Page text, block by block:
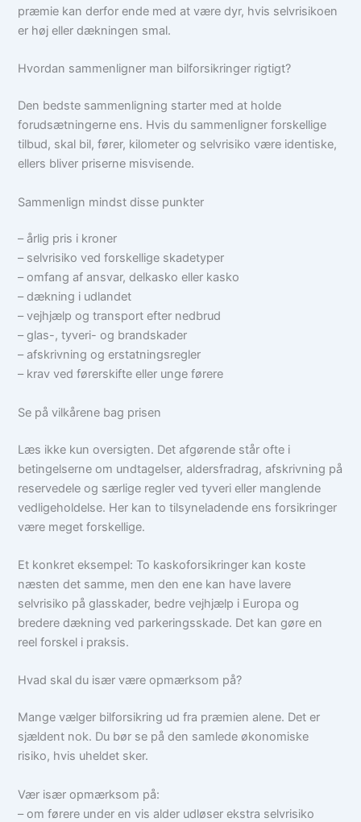
præmie kan derfor ende med at være dyr, hvis selvrisikoen
er høj eller dækningen smal.
Hvordan sammenligner man bilforsikringer rigtigt?
Den bedste sammenligning starter med at holde
forudsætningerne ens. Hvis du sammenligner forskellige
tilbud, skal bil, fører, kilometer og selvrisiko være identiske,
ellers bliver priserne misvisende.
Sammenlign mindst disse punkter
– årlig pris i kroner
– selvrisiko ved forskellige skadetyper
– omfang af ansvar, delkasko eller kasko
– dækning i udlandet
– vejhjælp og transport efter nedbrud
– glas-, tyveri- og brandskader
– afskrivning og erstatningsregler
– krav ved førerskifte eller unge førere
Se på vilkårene bag prisen
Læs ikke kun oversigten. Det afgørende står ofte i
betingelserne om undtagelser, aldersfradrag, afskrivning på
reservedele og særlige regler ved tyveri eller manglende
vedligeholdelse. Her kan to tilsyneladende ens forsikringer
være meget forskellige.
Et konkret eksempel: To kaskoforsikringer kan koste
næsten det samme, men den ene kan have lavere
selvrisiko på glasskader, bedre vejhjælp i Europa og
bredere dækning ved parkeringsskade. Det kan gøre en
reel forskel i praksis.
Hvad skal du især være opmærksom på?
Mange vælger bilforsikring ud fra præmien alene. Det er
sjældent nok. Du bør se på den samlede økonomiske
risiko, hvis uheldet sker.
Vær især opmærksom på:
– om førere under en vis alder udløser ekstra selvrisiko